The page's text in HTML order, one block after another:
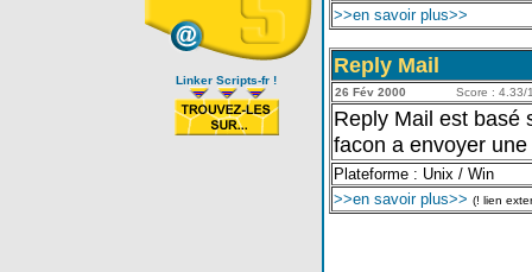
Linker Scripts-fr !
>>en savoir plus>>
Reply Mail
26 Fév 2000 Score : 4.33/
Reply Mail est basé
facon a envoyer
Plateforme : Unix / Win
>>en savoir plus>> (! lien